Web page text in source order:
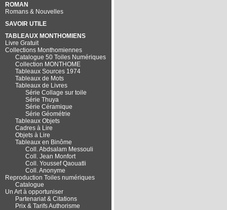
ROMAN
Romans & Nouvelles
SAVOIR UTILE
TABLEAUX MONTHOMIENS
Livre Gratuit
Collections Monthomiennes
Catalogue 50 Toiles Numériques
Collection MONTHOME
Tableaux Sources 1974
Tableaux de Mots
Tableaux de Livres
Série Collage sur toile
Série Thuya
Série Céramique
Série Géométrie
Tableaux Objets
Cadres à Lire
Objets à Lire
Tableaux en Binôme
Coll. Abdsalam Messouli
Coll. Jean Monfort
Coll. Youssef Qaouatli
Coll. Anonyme
Reproduction Toiles numériques
Catalogue
Un Art à opportuniser
Partenariat & Citations
Prix & Tarifs Authorisme